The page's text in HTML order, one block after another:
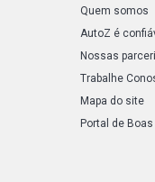
Quem somos
AutoZ é
Nossas
Trabalhe
Mapa do site
Portal de